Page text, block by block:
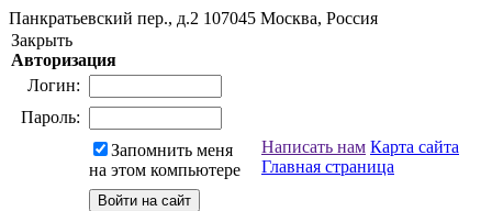
Панкратьевский пер., д.2 107045 Москва, Россия
Закрыть
Авторизация
Логин:
Пароль:
Запомнить меня
на этом компьютере
Написать нам Карта сайта
Главная страница